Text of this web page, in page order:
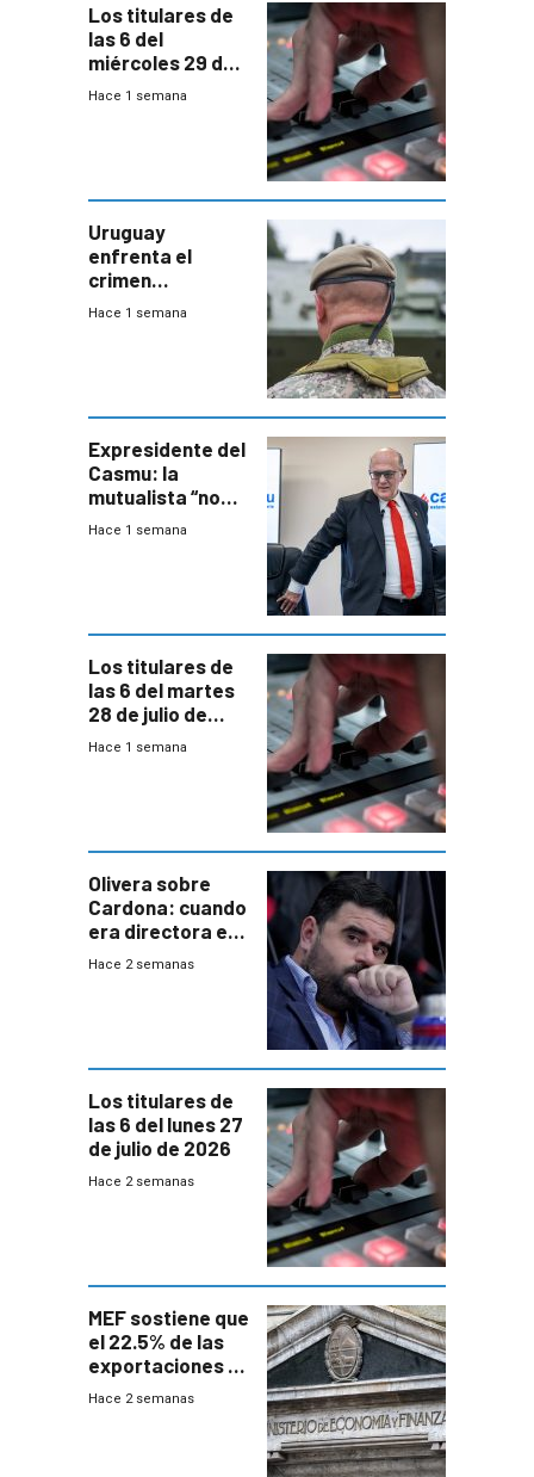
Los titulares de
las 6 del
miércoles 29 de
julio de 2026
Hace 1 semana
Uruguay
enfrenta el
crimen
organizado con
seguridad
Hace 1 semana
Expresidente del
Casmu: la
mutualista “no
está para pagar”
Hace 1 semana
Los titulares de
las 6 del martes
28 de julio de
2026
Hace 1 semana
Olivera sobre
Cardona: cuando
era directora en
UTE “no era muy
Hace 2 semanas
Los titulares de
las 6 del lunes 27
de julio de 2026
Hace 2 semanas
MEF sostiene que
el 22.5% de las
exportaciones a
EE.UU se verán
Hace 2 semanas